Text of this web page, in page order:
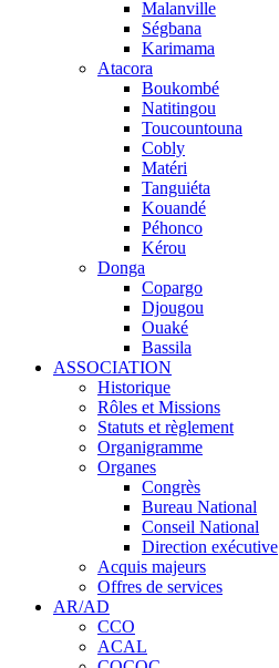
Malanville
Ségbana
Karimama
Atacora
Boukombé
Natitingou
Toucountouna
Cobly
Matéri
Tanguiéta
Kouandé
Péhonco
Kérou
Donga
Copargo
Djougou
Ouaké
Bassila
ASSOCIATION
Historique
Rôles et Missions
Statuts et règlement
Organigramme
Organes
Congrès
Bureau National
Conseil National
Direction exécutive
Acquis majeurs
Offres de services
AR/AD
CCO
ACAL